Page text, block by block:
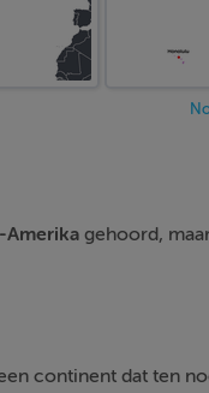
gehoord,
continent dat ten